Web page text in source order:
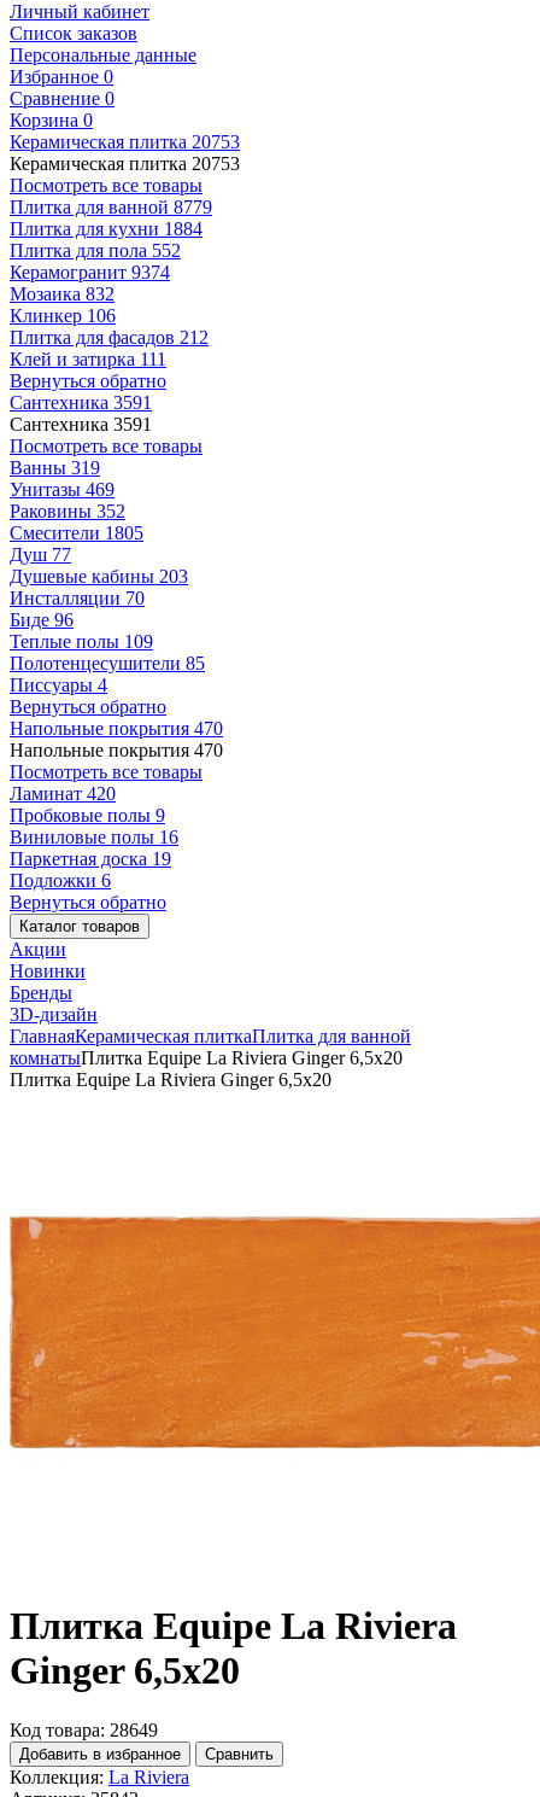
Личный кабинет
Список заказов
Персональные данные
Избранное 0
Сравнение 0
Корзина 0
Керамическая плитка 20753
Керамическая плитка 20753
Посмотреть все товары
Плитка для ванной 8779
Плитка для кухни 1884
Плитка для пола 552
Керамогранит 9374
Мозаика 832
Клинкер 106
Плитка для фасадов 212
Клей и затирка 111
Вернуться обратно
Сантехника 3591
Сантехника 3591
Посмотреть все товары
Ванны 319
Унитазы 469
Раковины 352
Смесители 1805
Душ 77
Душевые кабины 203
Инсталляции 70
Биде 96
Теплые полы 109
Полотенцесушители 85
Писсуары 4
Вернуться обратно
Напольные покрытия 470
Напольные покрытия 470
Посмотреть все товары
Ламинат 420
Пробковые полы 9
Виниловые полы 16
Паркетная доска 19
Подложки 6
Вернуться обратно
Каталог товаров
Акции
Новинки
Бренды
3D-дизайн
ГлавнаяКерамическая плиткаПлитка для ванной
комнатыПлитка Equipe La Riviera Ginger 6,5x20
Плитка Equipe La Riviera Ginger 6,5x20
Плитка Equipe La Riviera
Ginger 6,5x20
Код товара: 28649
Добавить в избранное Сравнить
Коллекция: La Riviera